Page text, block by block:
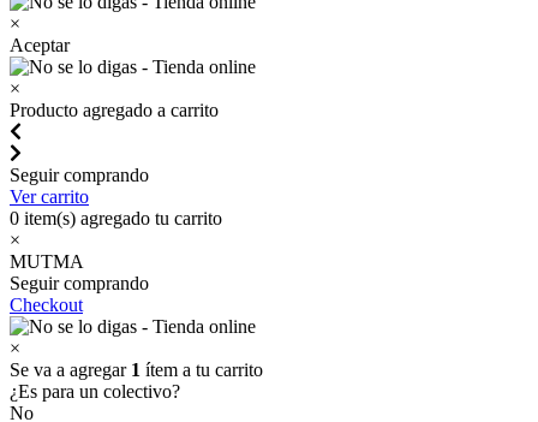
×
Aceptar
×
Producto agregado a carrito
Seguir comprando
Ver carrito
0 item(s) agregado tu carrito
×
MUTMA
Seguir comprando
Checkout
×
Se va a agregar 1 ítem a tu carrito
¿Es para un colectivo?
No